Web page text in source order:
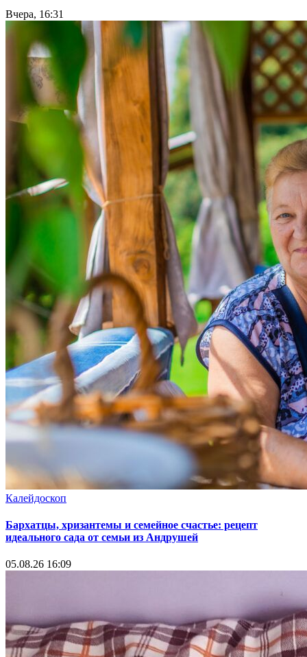
Вчера, 16:31
Калейдоскоп
Бархатцы, хризантемы и семейное счастье: рецепт
идеального сада от семьи из Андрушей
05.08.26 16:09